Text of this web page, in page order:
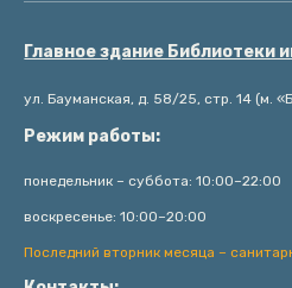
Главное здание Библиотеки
ул. Бауманская, д. 58/25, стр. 14 (м.
Режим работы:
понедельник – суббота: 10:00–22:00
воскресенье: 10:00–20:00
Последний вторник месяца –